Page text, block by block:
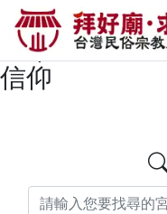
搜尋高雄市
料 | 拜好廟
信仰